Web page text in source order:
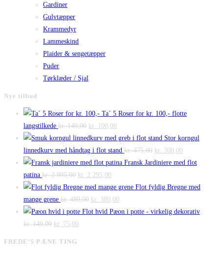
Gardiner
Gulvtæpper
Krammedyr
Lammeskind
Plaider & sengetæpper
Puder
Tørklæder / Sjal
Nye tilbud
Ta´ 5 Roser for kr. 100,- flotte
langstilkede kr.140,00 Den
oprindelige
pris
var:
kr. 140,00.
kr. 100,00
aktuelle
pris
er:
Stor korngul
linnedkurv med håndtag i flot stand kr.475,00 Den
oprindelige
var:
kr. 300,00
aktuelle
er:
Fransk Jardiniere med flot
patina kr.2.995,00 Den
oprindelige
pris
var:
kr. 2.995,00.
kr. 2.295,00
aktuelle
pris
er:
Flot fyldig Bregne med
mange grene kr.480,00 Den
oprindelige
kr. 380,00
aktuelle
Flot hvid Pæon i potte - virkelig dekorativ
kr.149,00 Den
kr. 75,00
FREDE’S PÆNE TING